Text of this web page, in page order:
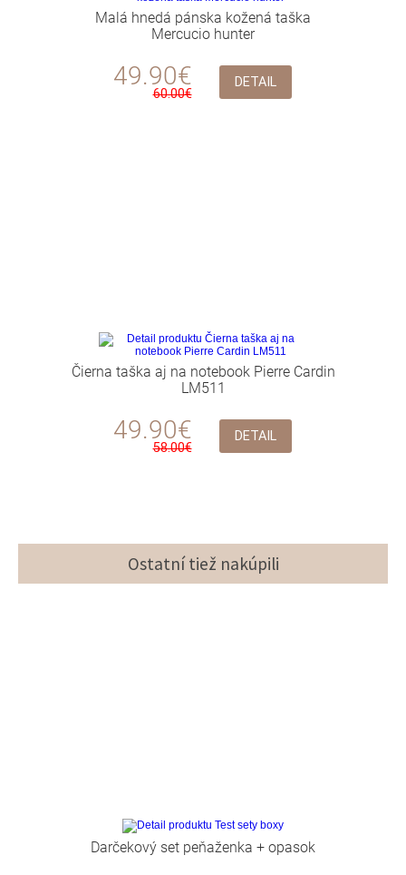
Malá hnedá pánska kožená taška
Mercucio hunter
49.90€
60.00€
DETAIL
Čierna taška aj na notebook Pierre Cardin
LM511
49.90€
58.00€
DETAIL
Ostatní tiež nakúpili
Darčekový set peňaženka + opasok